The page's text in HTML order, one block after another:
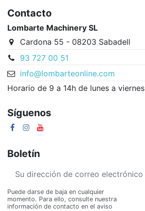
Contacto
Lombarte Machinery SL
Cardona 55 - 08203 Sabadell
93 727 00 51
info@lombarteonline.com
Horario de 9 a 14h de lunes a viernes
Síguenos
Boletín
Puede darse de baja en cualquier
momento. Para ello, consulte nuestra
información de contacto en el aviso